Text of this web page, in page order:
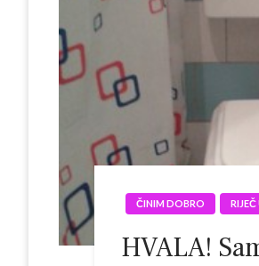
ČINIM DOBRO
HVALA!